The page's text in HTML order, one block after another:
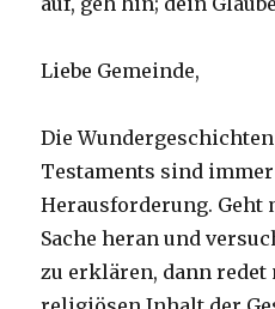
Liebe Gemeinde,
Die Wundergeschichten
Testaments sind
Herausforderung. Geht
Sache heran und
zu erklären, dann